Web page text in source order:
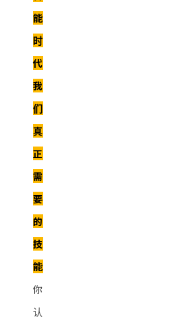
能
时
代
我
们
真
正
需
要
的
技
能
你
认